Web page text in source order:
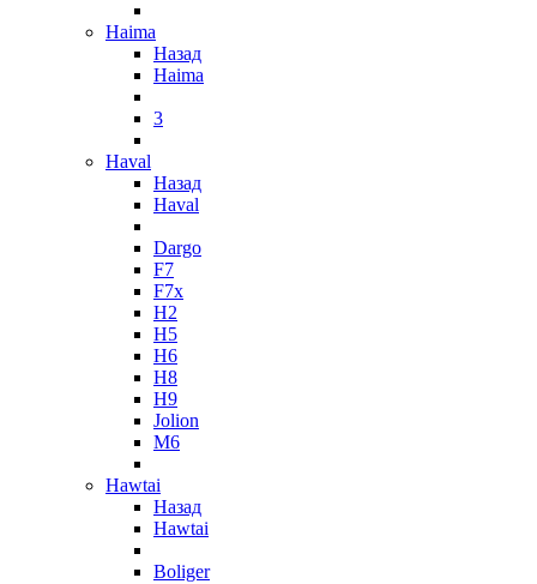
Haima
Назад
Haima
3
Haval
Назад
Haval
Dargo
F7
F7x
H2
H5
H6
H8
H9
Jolion
M6
Hawtai
Назад
Hawtai
Boliger